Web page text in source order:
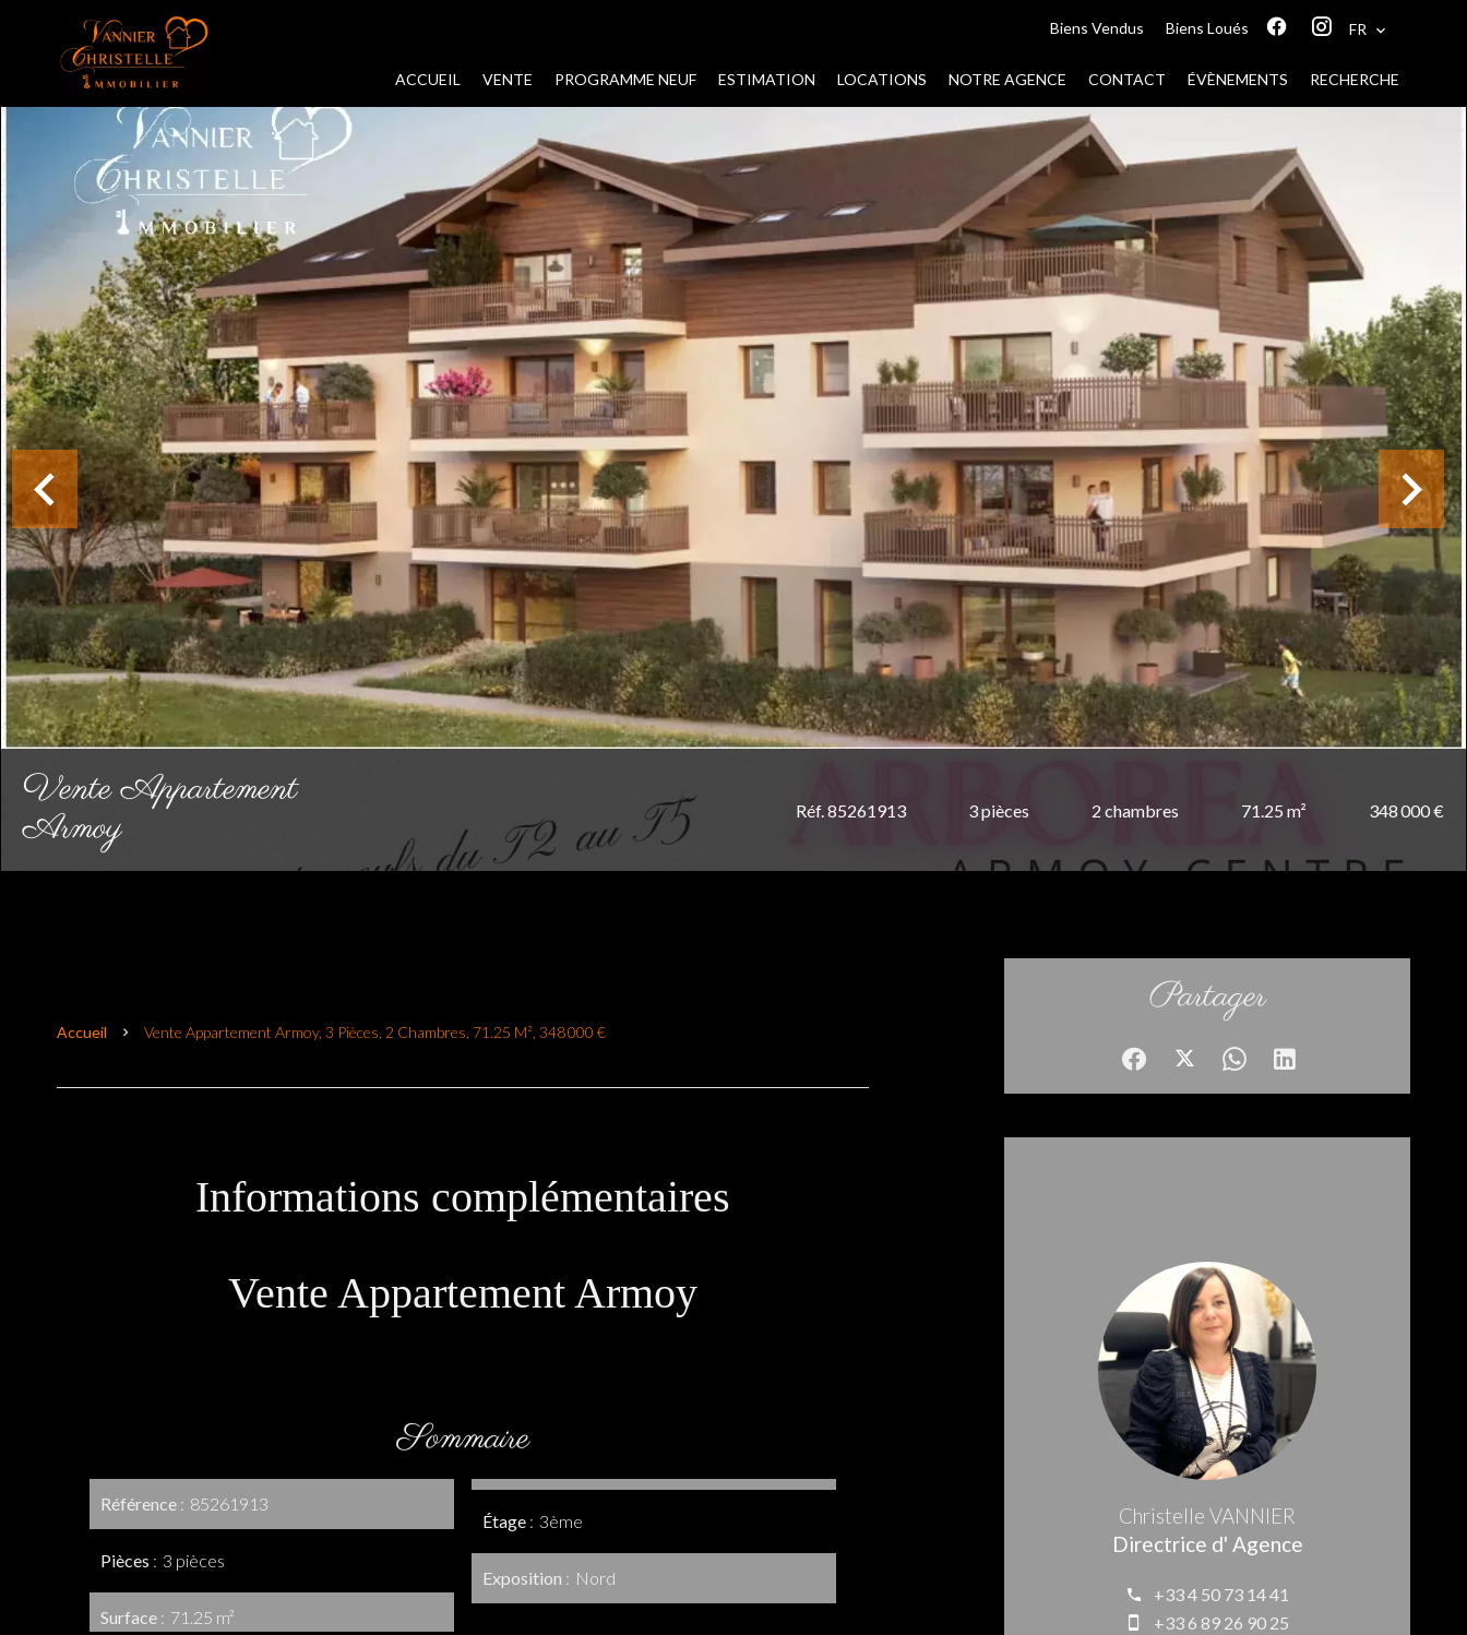
Biens Vendus Biens Loués FR
ACCUEIL VENTE PROGRAMME NEUF ESTIMATION LOCATIONS NOTRE AGENCE CONTACT ÉVÈNEMENTS RECHERCHE
Vente Appartement
Armoy
Réf. 85261913 3 pièces 2 chambres 71.25 m² 348 000 €
Accueil Vente Appartement Armoy, 3 Pièces, 2 Chambres, 71.25 M², 348 000 €
Informations complémentaires
Vente Appartement Armoy
Sommaire
Référence 85261913
Pièces 3 pièces
Surface 71.25 m²
Étage 3ème
Exposition Nord
Partager
Christelle VANNIER
Directrice d' Agence
+33 4 50 73 14 41
+33 6 89 26 90 25